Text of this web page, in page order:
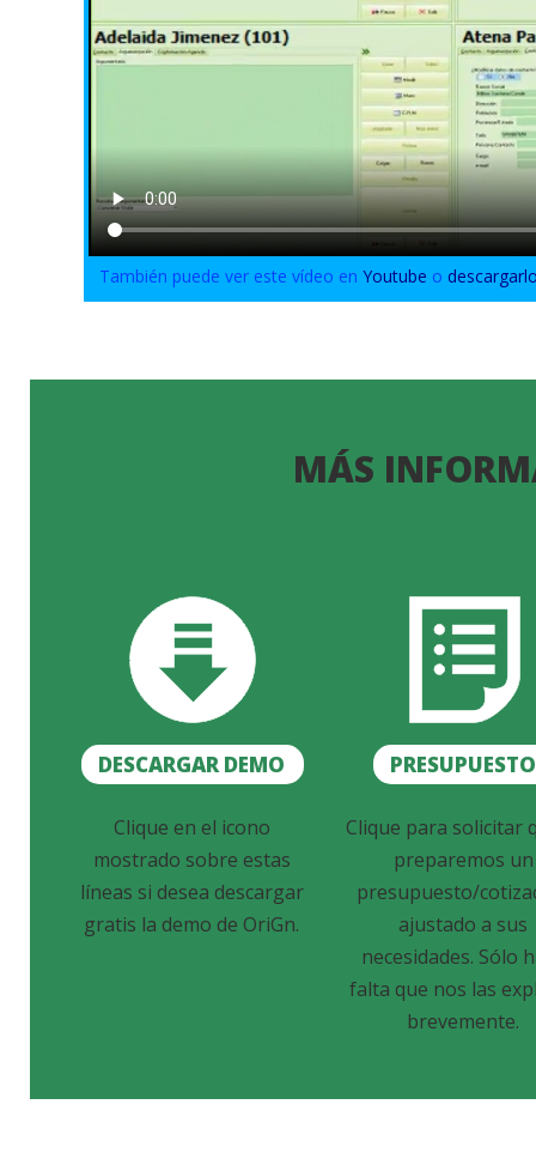
También puede ver este vídeo enYoutube o
MÁS
DESCARGAR DEMO PRESUPUESTO
Clique en el icono
mostrado sobre estas
líneas si desea descargar
gratis la demo de OriGn.
Clique para solicitar
preparemos un
presupuesto/
ajustado a sus
necesidades. Sólo
falta que nos las
brevemente.